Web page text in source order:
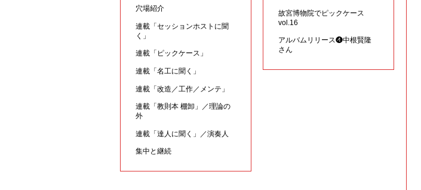
穴場紹介
連載「セッションホストに聞
く」
連載「ピックケース」
連載「名工に聞く」
連載「改造／工作／メンテ」
連載「教則本 棚卸」／理論の
外
連載「達人に聞く」／演奏人
集中と継続
故宮博物院でピックケース
vol.16
アルバムリリース❹中根賢隆
さん